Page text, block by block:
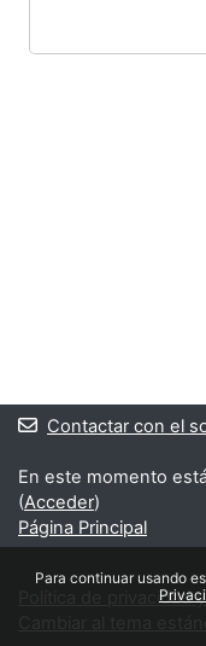
Contactar con el
En este momento
(Acceder)
Página Principal
Política de
Cambiar al tema
Para continuar usando